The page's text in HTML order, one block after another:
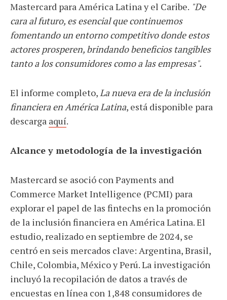
Mastercard para América Latina y el Caribe. "De
cara al futuro, es esencial que continuemos
fomentando un entorno competitivo donde estos
actores prosperen, brindando beneficios tangibles
tanto a los consumidores como a las empresas".
El informe completo,La nueva era de la inclusión
financiera en América Latina, está disponible para
descarga aquí.
Alcance y metodología de la investigación
Mastercard se asoció con Payments and
Commerce Market Intelligence (PCMI) para
explorar el papel de las fintechs en la promoción
de la inclusión financiera en América Latina. El
estudio, realizado en septiembre de 2024, se
centró en seis mercados clave: Argentina, Brasil,
Chile, Colombia, México y Perú. La investigación
incluyó la recopilación de datos a través de
encuestas en línea con 1,848 consumidores de